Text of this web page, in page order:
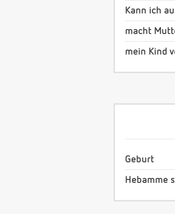
Kann ich
macht
mein Kind
Geburt
Hebamme